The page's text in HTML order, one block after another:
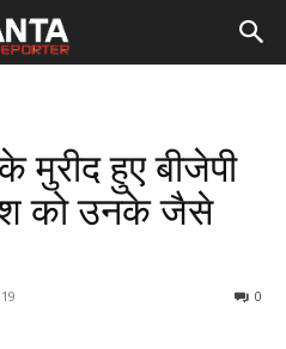
मुरीद हुए बीजेपी
को उनके जैसे
0